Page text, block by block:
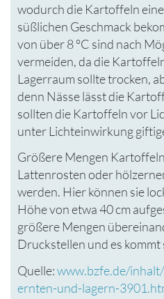
wodurch die Kartoffeln
süßlichen Geschmack
von über 8 °C sind nach
vermeiden, da die
Lagerraum sollte trocken,
denn Nässe lässt die
sollten die Kartoffeln vor
unter Lichteinwirkung
Größere Mengen
Lattenrosten oder
werden. Hier können sie
Höhe von etwa 40 cm
größere Mengen
Druckstellen und es
Quelle:www.bzfe.de/
ernten-und-lagern-